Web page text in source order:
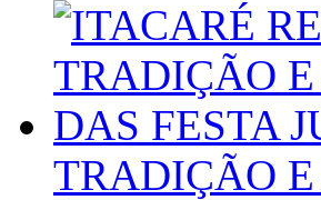
TRADIÇÃO